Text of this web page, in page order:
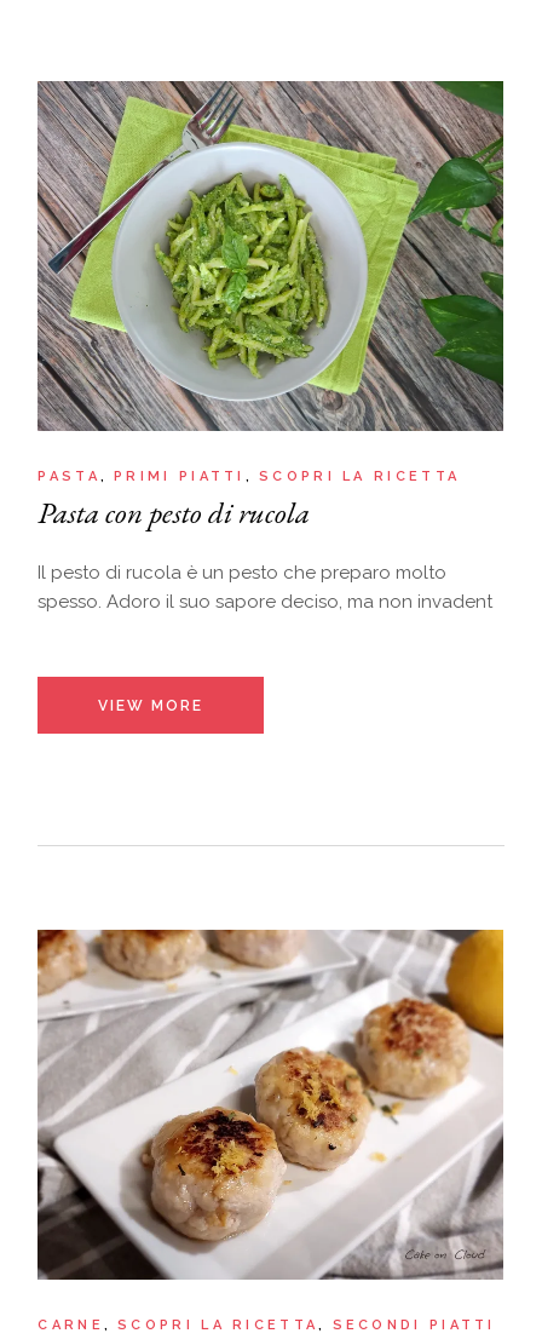
PASTA PRIMI PIATTI SCOPRI LA RICETTA
Pasta con pesto di rucola
Il pesto di rucola è un pesto che preparo molto
spesso. Adoro il suo sapore deciso, ma non invadent
VIEW MORE
CARNE SCOPRI LA RICETTA SECONDI PIATTI